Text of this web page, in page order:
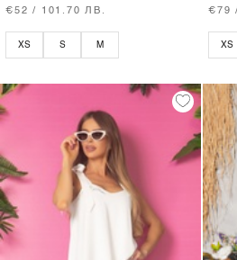
€52 / 101.70 ЛВ.
XS S M
€79
XS